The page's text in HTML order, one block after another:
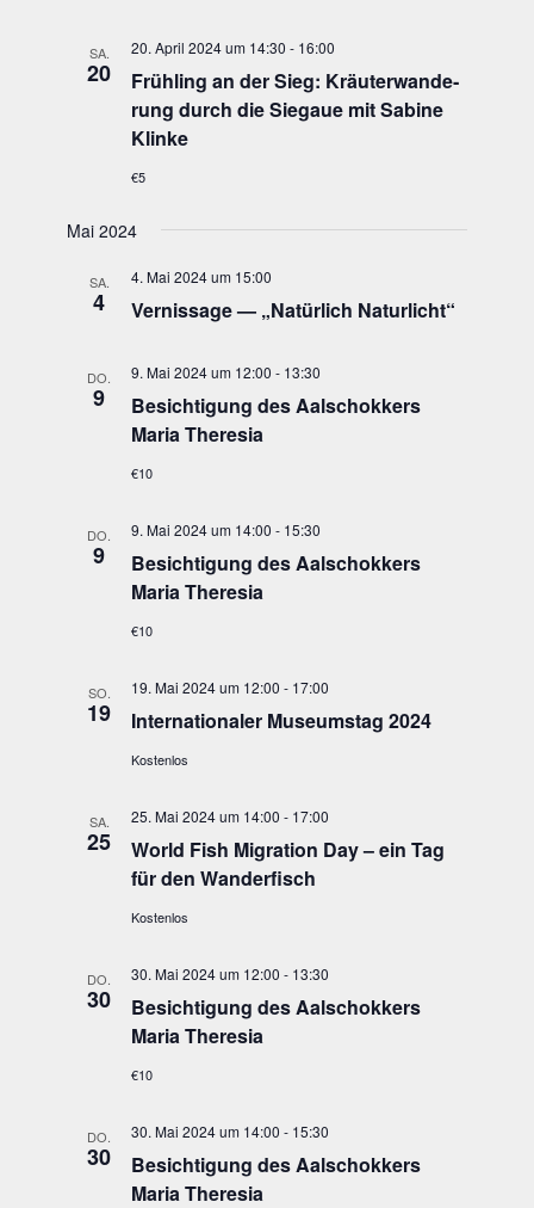
SA.
20
Früh­ling an der Sieg: Kräu­t­er­wan­de­
rung durch die Sie­gaue mit Sabi­ne
Klinke
20. April 2024 um 14:30 - 16:00
€5
Mai 2024
SA.
4 Ver­nis­sa­ge — „Natür­lich Naturlicht“
4. Mai 2024 um 15:00
DO.
9
Besich­ti­gung des Aal­schok­kers
Maria Theresia
9. Mai 2024 um 12:00 - 13:30
€10
DO.
9
Besich­ti­gung des Aal­schok­kers
Maria Theresia
9. Mai 2024 um 14:00 - 15:30
€10
SO.
19 Inter­na­tio­na­ler Muse­ums­tag 2024
19. Mai 2024 um 12:00 - 17:00
Kostenlos
SA.
25
World Fish Migra­ti­on Day – ein Tag
für den Wanderfisch
25. Mai 2024 um 14:00 - 17:00
Kostenlos
DO.
30
Besich­ti­gung des Aal­schok­kers
Maria Theresia
30. Mai 2024 um 12:00 - 13:30
€10
DO.
30
Besich­ti­gung des Aal­schok­kers
Maria Theresia
30. Mai 2024 um 14:00 - 15:30